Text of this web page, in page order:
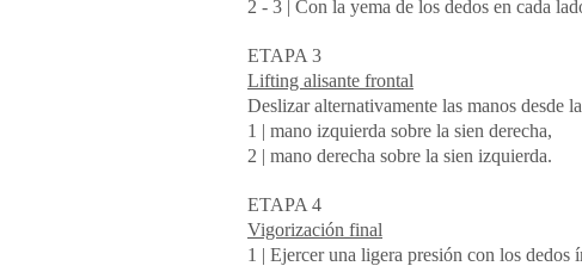
2 - 3 | Con la yema de los dedos en cada
ETAPA 3
Lifting alisante frontal
Deslizar alternativamente las manos desde
1 | mano izquierda sobre la sien derecha,
2 | mano derecha sobre la sien izquierda.
ETAPA 4
Vigorización final
1 | Ejercer una ligera presión con los dedos